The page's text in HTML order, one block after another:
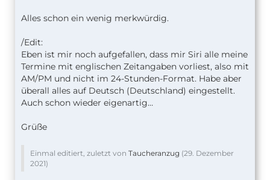
Alles schon ein wenig merkwürdig.
/Edit:
Eben ist mir noch aufgefallen, dass mir Siri alle meine
Termine mit englischen Zeitangaben vorliest, also mit
AM/PM und nicht im 24-Stunden-Format. Habe aber
überall alles auf Deutsch (Deutschland) eingestellt.
Auch schon wieder eigenartig…
Grüße
Einmal editiert, zuletzt von Taucheranzug (29. Dezember
2021)